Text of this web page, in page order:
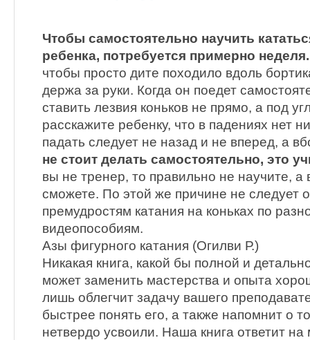
Чтобы самостоятельно научить
ребенка, потребуется примерно неделя.
чтобы просто дите походило вдоль
держа за руки. Когда он поедет
ставить лезвия коньков не прямо, а под
расскажите ребенку, что в падениях нет
падать следует не назад и не вперед, а
не стоит делать самостоятельно, это
вы не тренер, то правильно не научите, а
сможете. По этой же причине не следует
премудростям катания на коньках по
видеопособиям.
Азы фигурного катания (Огилви Р.)
Никакая книга, какой бы полной и
может заменить мастерства и опыта
лишь облегчит задачу вашего
быстрее понять его, а также напомнит о
нетвердо усвоили. Наша книга ответит